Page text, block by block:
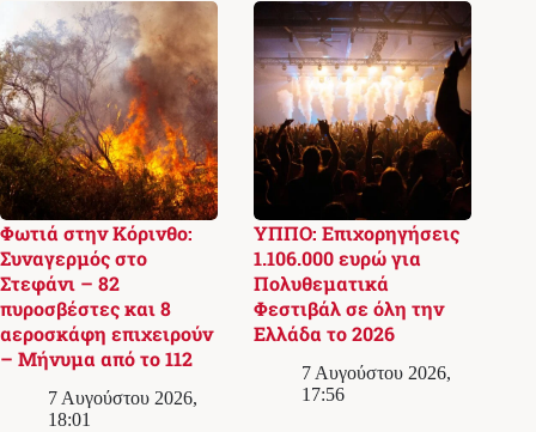
Φωτιά στην Κόρινθο:
Συναγερμός στο
Στεφάνι – 82
πυροσβέστες και 8
αεροσκάφη επιχειρούν
– Μήνυμα από το 112
7 Αυγούστου 2026,
18:01
ΥΠΠΟ: Επιχορηγήσεις
1.106.000 ευρώ για
Πολυθεματικά
Φεστιβάλ σε όλη την
Ελλάδα το 2026
7 Αυγούστου 2026,
17:56